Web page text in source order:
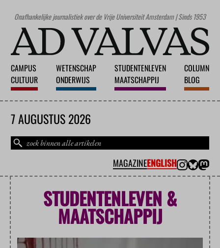
Onafhankelijke journalistiek over de Vrije Universiteit Amsterdam | Sinds 1953
CAMPUS
CULTUUR
WETENSCHAP
ONDERWIJS
STUDENTENLEVEN
MAATSCHAPPIJ
COLUMN
BLOG
7 AUGUSTUS 2026
MAGAZINEENGLISH
STUDENTENLEVEN &
MAATSCHAPPIJ